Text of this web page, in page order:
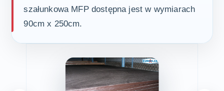
szałunkowa MFP dostępna jest w wymiarach
90cm x 250cm.